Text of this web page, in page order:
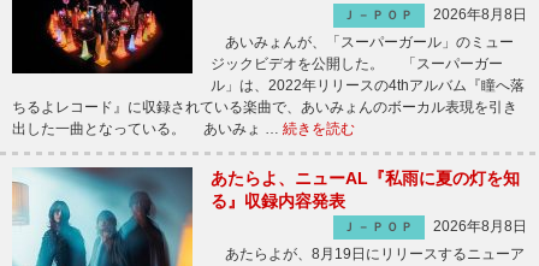
Ｊ－ＰＯＰ
2026年8月8日
あいみょんが、「スーパーガール」のミュー
ジックビデオを公開した。 「スーパーガー
ル」は、2022年リリースの4thアルバム『瞳へ落
ちるよレコード』に収録されている楽曲で、あいみょんのボーカル表現を引き
出した一曲となっている。 あいみょ … 続きを読む
あたらよ、ニューAL『私雨に夏の灯を知
る』収録内容発表
Ｊ－ＰＯＰ
2026年8月8日
あたらよが、8月19日にリリースするニューア